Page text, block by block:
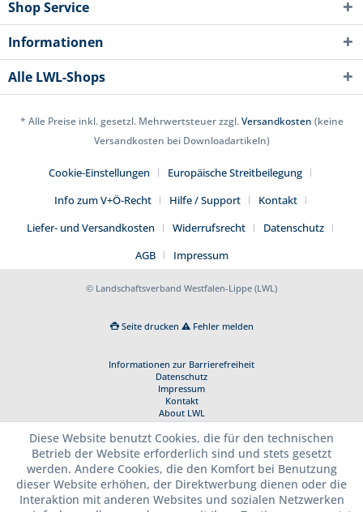
Shop Service
Informationen
Alle LWL-Shops
* Alle Preise inkl. gesetzl. Mehrwertsteuer zzgl.Versandkosten (keine
Versandkosten bei Downloadartikeln)
Cookie-Einstellungen
Europäische Streitbeilegung
Info zum V+Ö-Recht
Hilfe / Support
Kontakt
Liefer- und Versandkosten
Widerrufsrecht
Datenschutz
AGB
Impressum
© Landschaftsverband Westfalen-Lippe (LWL)
Seite drucken Fehler melden
Informationen zur Barrierefreiheit
Datenschutz
Impressum
Kontakt
About LWL
Diese Website benutzt Cookies, die für den technischen
Betrieb der Website erforderlich sind und stets gesetzt
werden. Andere Cookies, die den Komfort bei Benutzung
dieser Website erhöhen, der Direktwerbung dienen oder die
Interaktion mit anderen Websites und sozialen Netzwerken